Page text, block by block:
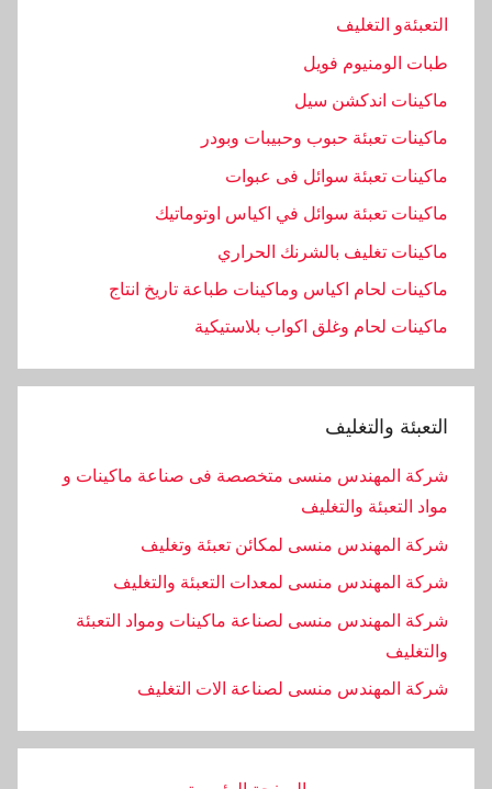
التعبئةو التغليف
طبات الومنيوم فويل
ماكينات اندكشن سيل
ماكينات تعبئة حبوب وحبيبات وبودر
ماكينات تعبئة سوائل فى عبوات
ماكينات تعبئة سوائل في اكياس اوتوماتيك
ماكينات تغليف بالشرنك الحراري
ماكينات لحام اكياس وماكينات طباعة تاريخ انتاج
ماكينات لحام وغلق اكواب بلاستيكية
التعبئة والتغليف
شركة المهندس منسى متخصصة فى صناعة ماكينات و
مواد التعبئة والتغليف
شركة المهندس منسى لمكائن تعبئة وتغليف
شركة المهندس منسى لمعدات التعبئة والتغليف
شركة المهندس منسى لصناعة ماكينات ومواد التعبئة
والتغليف
‏شركة المهندس منسى لصناعة الات التغليف